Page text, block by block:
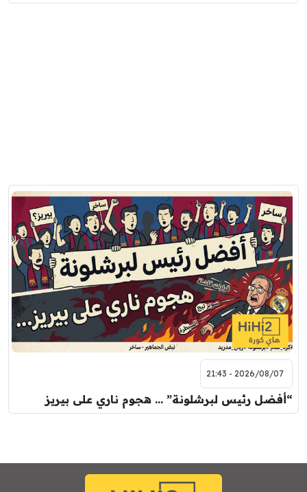
2026/08/07 - 21:43
“أفضل رئيس لبرشلونة” … هجوم ناري على بيريز